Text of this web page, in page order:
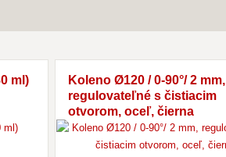
ml)
Koleno Ø120 / 0-90°/ 2 mm,
regulovateľné s čistiacim
otvorom, oceľ, čierna